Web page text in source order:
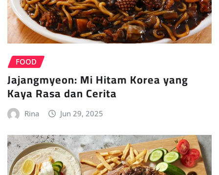
FOOD
Jajangmyeon: Mi Hitam Korea yang
Kaya Rasa dan Cerita
Rina Jun 29, 2025